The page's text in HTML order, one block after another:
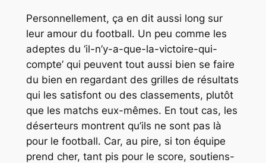
Personnellement, ça en dit aussi long sur
leur amour du football. Un peu comme les
adeptes du ‘il-n’y-a-que-la-victoire-qui-
compte’ qui peuvent tout aussi bien se faire
du bien en regardant des grilles de résultats
qui les satisfont ou des classements, plutôt
que les matchs eux-mêmes. En tout cas, les
déserteurs montrent qu’ils ne sont pas là
pour le football. Car, au pire, si ton équipe
prend cher, tant pis pour le score, soutiens-